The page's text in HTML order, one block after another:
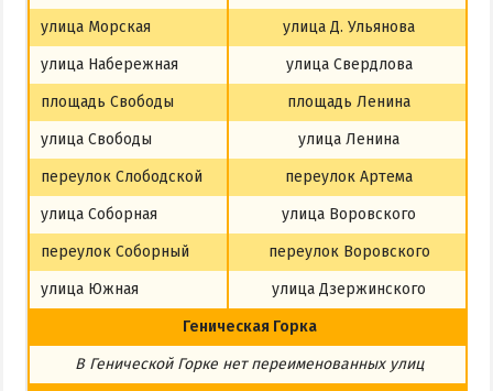
улица Морская
улица Д. Ульянова
улица Набережная
улица Свердлова
площадь Свободы
площадь Ленина
улица Свободы
улица Ленина
переулок Слободской
переулок Артема
улица Соборная
улица Воровского
переулок Соборный
переулок Воровского
улица Южная
улица Дзержинского
Геническая Горка
В Генической Горке нетпереименованных улиц